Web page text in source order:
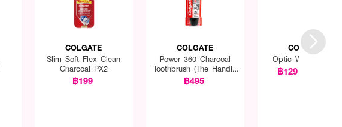
COLGATE
Slim Soft Flex Clean
Charcoal PX2
฿199
COLGATE
Power 360 Charcoal
Toothbrush (The Handle
Comes In a Range Of
Colors)
฿495
COLGATE
Optic White Purple
฿129